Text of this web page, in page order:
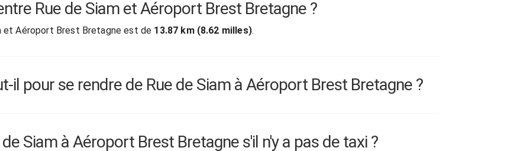
Rue de Siam et Aéroport Brest Bretagne ?
et Aéroport Brest Bretagne est de 13.87 km (8.62 milles).
pour se rendre de Rue de Siam à Aéroport Brest Bretagne ?
Siam à Aéroport Brest Bretagne s'il n'y a pas de taxi ?